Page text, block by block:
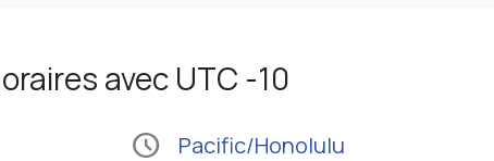
avec UTC -10
schedule Pacific/Honolulu